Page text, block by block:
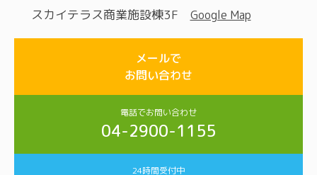
スカイテラス商業施設棟3F Google Map
メールで
お問い合わせ
電話でお問い合わせ
04-2900-1155
24時間受付中